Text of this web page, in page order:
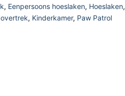
, Eenpersoons hoeslaken, Hoeslaken,
, Kinderkamer, Paw Patrol